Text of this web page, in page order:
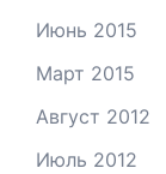
Июнь 2015
Март 2015
Август 2012
Июль 2012